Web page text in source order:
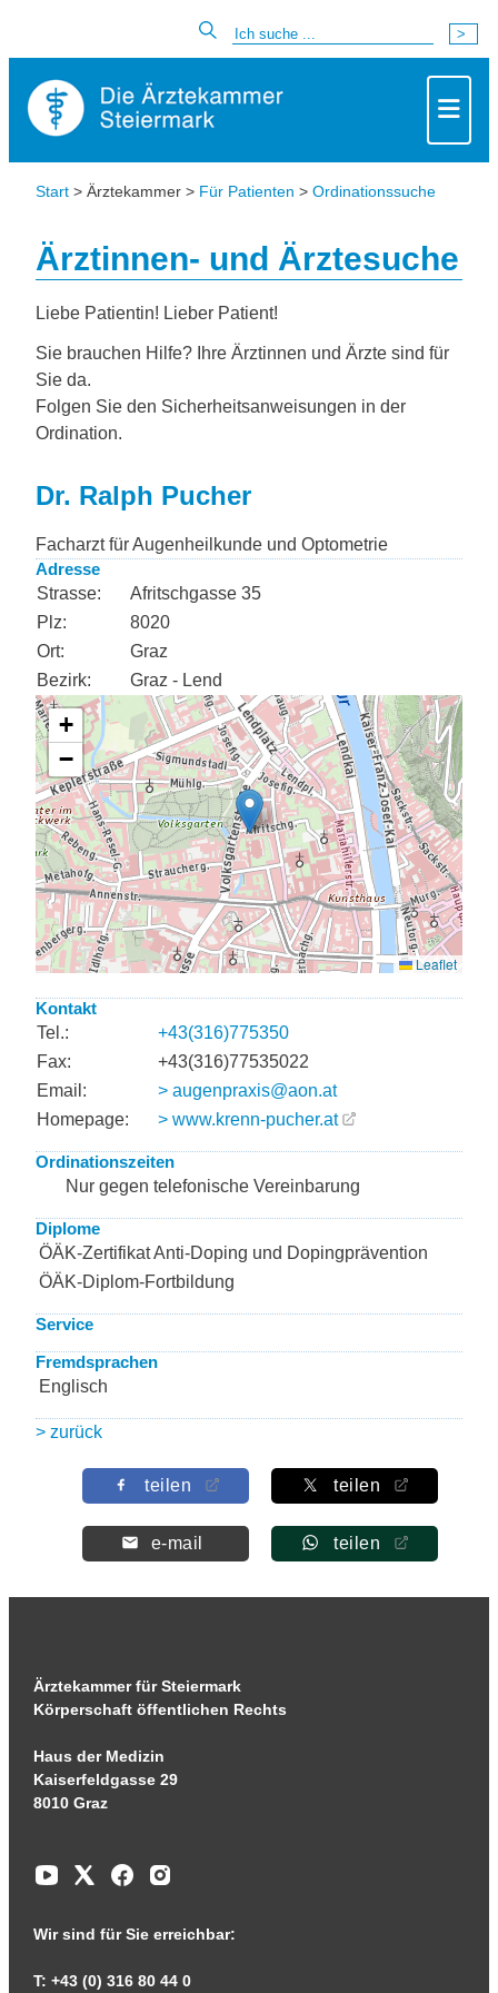
Start > Ärztekammer > Für Patienten > Ordinationssuche
Ärztinnen- und Ärztesuche
Liebe Patientin! Lieber Patient!
Sie brauchen Hilfe? Ihre Ärztinnen und Ärzte sind für
Sie da.
Folgen Sie den Sicherheitsanweisungen in der
Ordination.
Dr. Ralph Pucher
Facharzt für Augenheilkunde und Optometrie
Adresse
Strasse:
Afritschgasse 35
Plz:
8020
Ort:
Graz
Bezirk:
Graz - Lend
Kontakt
Tel.:
+43(316)775350
Fax:
+43(316)77535022
Email:
> augenpraxis@aon.at
Homepage:
> www.krenn-pucher.at
Ordinationszeiten
Nur gegen telefonische Vereinbarung
Diplome
ÖÄK-Zertifikat Anti-Doping und Dopingprävention
ÖÄK-Diplom-Fortbildung
Service
Fremdsprachen
Englisch
> zurück
teilen teilen
e-mail teilen
Ärztekammer für Steiermark
Körperschaft öffentlichen Rechts
Haus der Medizin
Kaiserfeldgasse 29
8010 Graz
Wir sind für Sie erreichbar:
T: +43 (0) 316 80 44 0